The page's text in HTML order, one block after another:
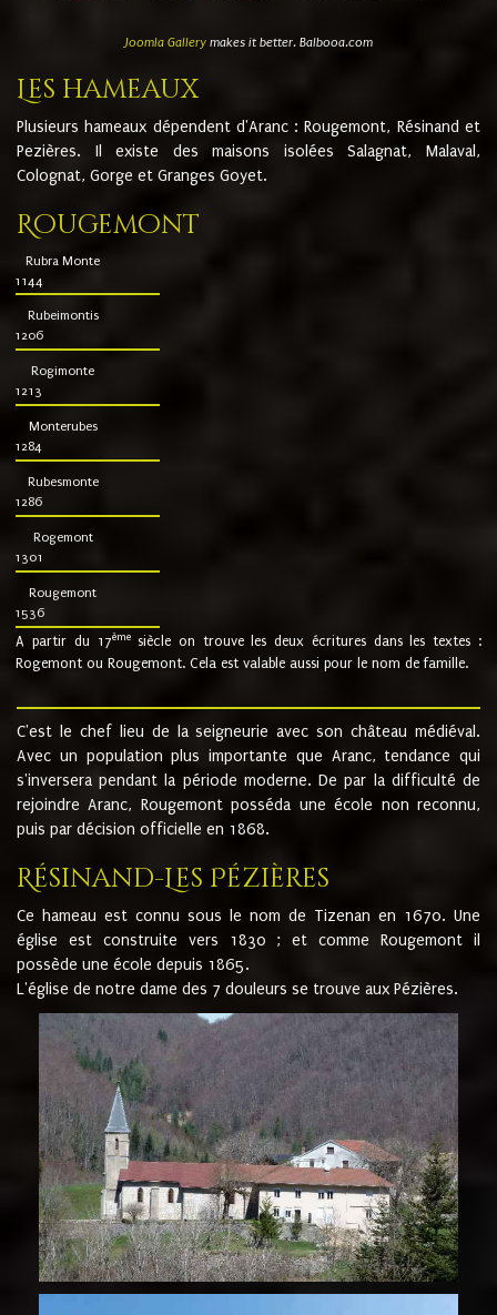
Joomla Gallerymakes it better. Balbooa.com
Les hameaux
Plusieurs hameaux dépendent d'Aranc : Rougemont, Résinand et
Pezières. Il existe des maisons isolées Salagnat, Malaval,
Colognat, Gorge et Granges Goyet.
Rougemont
Rubra Monte
1144
Rubeimontis
1206
Rogimonte
1213
Monterubes
1284
Rubesmonte
1286
Rogemont
1301
Rougemont
1536
A partir du 17ème siècle on trouve les deux écritures dans les textes :
Rogemont ou Rougemont. Cela est valable aussi pour le nom de famille.
C'est le chef lieu de la seigneurie avec son château médiéval.
Avec un population plus importante que Aranc, tendance qui
s'inversera pendant la période moderne. De par la difficulté de
rejoindre Aranc, Rougemont posséda une école non reconnu,
puis par décision officielle en 1868.
Résinand-Les Pézières
Ce hameau est connu sous le nom de Tizenan en 1670. Une
église est construite vers 1830 ; et comme Rougemont il
possède une école depuis 1865.
L'église de notre dame des 7 douleurs se trouve aux Pézières.